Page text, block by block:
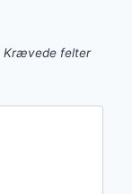
Krævede felter